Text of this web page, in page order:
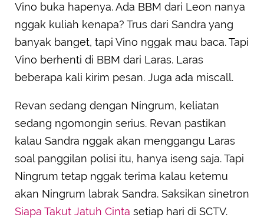
Vino buka hapenya. Ada BBM dari Leon nanya
nggak kuliah kenapa? Trus dari Sandra yang
banyak banget, tapi Vino nggak mau baca. Tapi
Vino berhenti di BBM dari Laras. Laras
beberapa kali kirim pesan. Juga ada miscall.
Revan sedang dengan Ningrum, keliatan
sedang ngomongin serius. Revan pastikan
kalau Sandra nggak akan menggangu Laras
soal panggilan polisi itu, hanya iseng saja. Tapi
Ningrum tetap nggak terima kalau ketemu
akan Ningrum labrak Sandra. Saksikan sinetron
Siapa Takut Jatuh Cinta setiap hari di SCTV.